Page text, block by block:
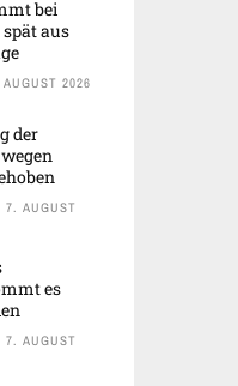
bei
aus
2026
der
7. AUGUST
es
7. AUGUST